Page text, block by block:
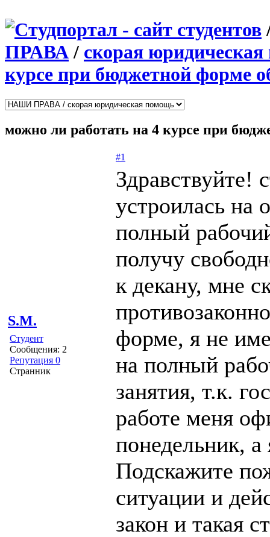
ПРАВА/ скорая
курсе при бюджетной форме
можно ли работать на 4 курсе при
S.M.
Студент
Сообщения: 2
Репутация 0
Странник
#1
Здравствуйте!
устроилась на
полный
получу
к декану, мне
форме, я не
на полный
занятия, т.к.
работе меня
понедельник,
Подскажите
ситуации и
закон и такая